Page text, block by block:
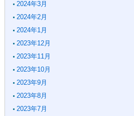
2024年3月
2024年2月
2024年1月
2023年12月
2023年11月
2023年10月
2023年9月
2023年8月
2023年7月